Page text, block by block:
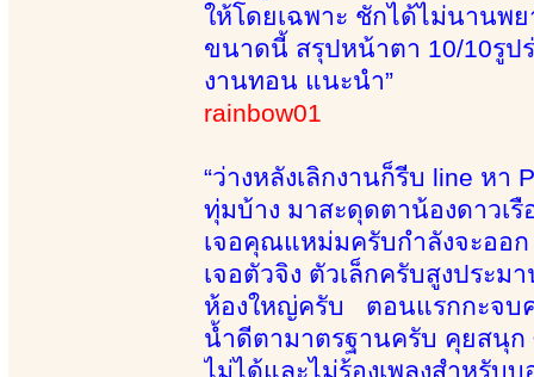
ให้โดยเฉพาะ ชักได้ไม่นานพ
ขนาดนี้ สรุปหน้าตา 10/10รูป
งานทอน แนะนำ”
rainbow01
“ว่างหลังเลิกงานก็รีบ line ห
ทุ่มบ้าง มาสะดุดตาน้องดาวเ
เจอคุณแหม่มครับกำลังจะออ
เจอตัวจิง ตัวเล็กครับสูงประ
ห้องใหญ่ครับ ตอนแรกกะจบ
น้ำดีตามาตรฐานครับ คุยสนุก
ไม่ได้และไม่ร้องเพลงสำหรับ